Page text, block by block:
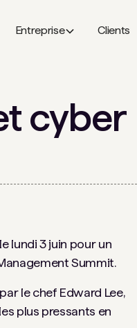
Entreprise Clients
cyber
lundi 3 juin pour un
Summit.
le chef Edward Lee,
plus pressants en